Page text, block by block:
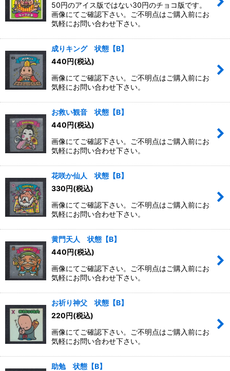
50円のアイス版ではない30円のチョコ版です。
画像にてご確認下さい。ご不明点はご購入前にお
気軽にお問い合わせ下さい。
成りキング 状態【B】
440円(税込)
画像にてご確認下さい。ご不明点はご購入前にお
気軽にお問い合わせ下さい。
お救い観音 状態【B】
440円(税込)
画像にてご確認下さい。ご不明点はご購入前にお
気軽にお問い合わせ下さい。
花咲か仙人 状態【B】
330円(税込)
画像にてご確認下さい。ご不明点はご購入前にお
気軽にお問い合わせ下さい。
黄門天人 状態【B】
440円(税込)
画像にてご確認下さい。ご不明点はご購入前にお
気軽にお問い合わせ下さい。
お祈り神父 状態【B】
220円(税込)
画像にてご確認下さい。ご不明点はご購入前にお
気軽にお問い合わせ下さい。
助勉 状態【B】